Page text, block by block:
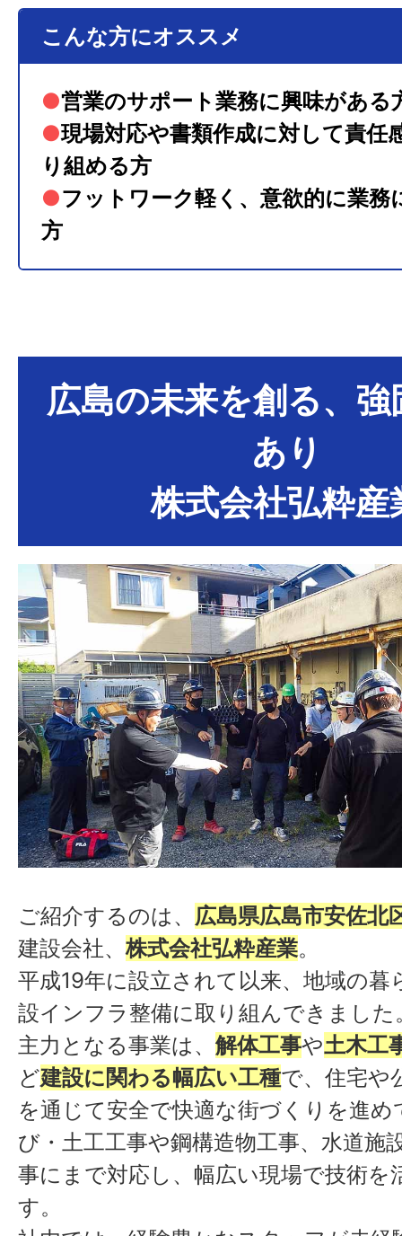
こんな方にオススメ
●営業のサポート業務に興味がある
●現場対応や書類作成に対して責任
り組める方
●フットワーク軽く、意欲的に業務
方
広島の未来を創る、強
あり
株式会社弘粋産
ご紹介するのは、 広島県広島市安佐北
建設会社、株式会社弘粋産業。
平成19年に設立されて以来、地域の暮
設インフラ整備に取り組んできました
主力となる事業は、 解体工事や土木工
ど建設に関わる幅広い工種で、住宅や
を通じて安全で快適な街づくりを進
び・土工工事や鋼構造物工事、水道施
事にまで対応し、幅広い現場で技術を
す。